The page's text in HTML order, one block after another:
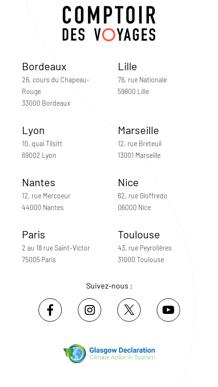
Bordeaux
26, cours du Chapeau-
Rouge
33000 Bordeaux
Lille
76, rue Nationale
59800 Lille
Lyon
10, quai Tilsitt
69002 Lyon
Marseille
12, rue Breteuil
13001 Marseille
Nantes
12, rue Mercoeur
44000 Nantes
Nice
62, rue Gioffredo
06000 Nice
Paris
2 au 18 rue Saint-Victor
75005 Paris
Toulouse
43, rue Peyrolières
31000 Toulouse
Suivez-nous :